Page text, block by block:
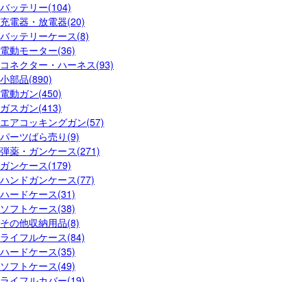
バッテリー(104)
充電器・放電器(20)
バッテリーケース(8)
電動モーター(36)
コネクター・ハーネス(93)
小部品(890)
電動ガン(450)
ガスガン(413)
エアコッキングガン(57)
パーツばら売り(9)
弾薬・ガンケース(271)
ガンケース(179)
ハンドガンケース(77)
ハードケース(31)
ソフトケース(38)
その他収納用品(8)
ライフルケース(84)
ハードケース(35)
ソフトケース(49)